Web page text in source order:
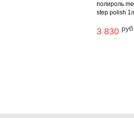
полироль
step polish
3 830 руб